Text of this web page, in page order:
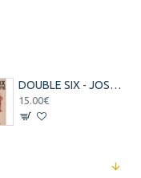
DOUBLE SIX - JOSEPH TOUSSAINT - 1992
15.00€